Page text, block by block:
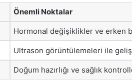
Önemli Noktalar
Hormonal değişiklikler ve erken
Ultrason görüntülemeleri ile
Doğum hazırlığı ve sağlık